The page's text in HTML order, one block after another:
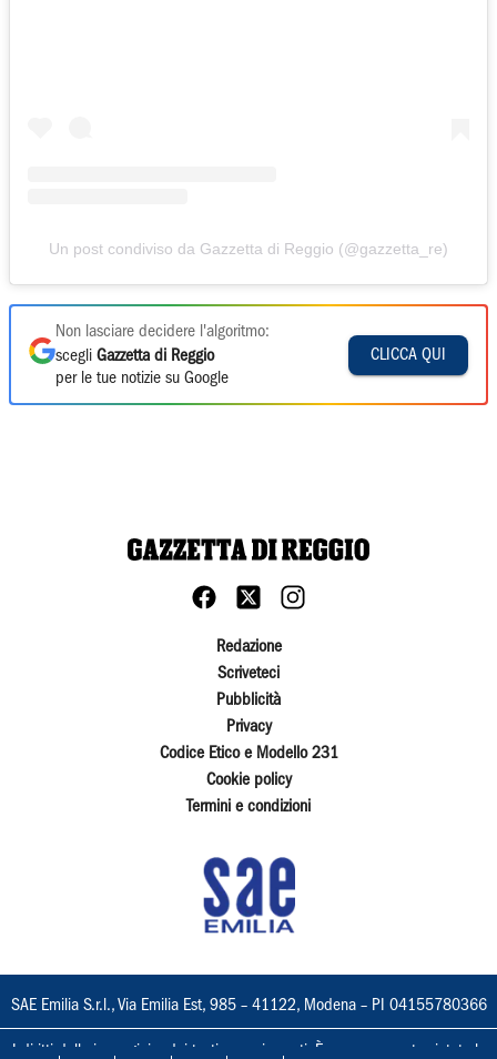
Un post condiviso da Gazzetta di Reggio (@gazzetta_re)
Non lasciare decidere l'algoritmo:
scegli Gazzetta di Reggio
per le tue notizie su Google
CLICCA QUI
Redazione
Scriveteci
Pubblicità
Privacy
Codice Etico e Modello 231
Cookie policy
Termini e condizioni
SAE Emilia S.r.l., Via Emilia Est, 985 – 41122, Modena – PI 04155780366
I diritti delle immagini e dei testi sono riservati. È espressamente vietata la